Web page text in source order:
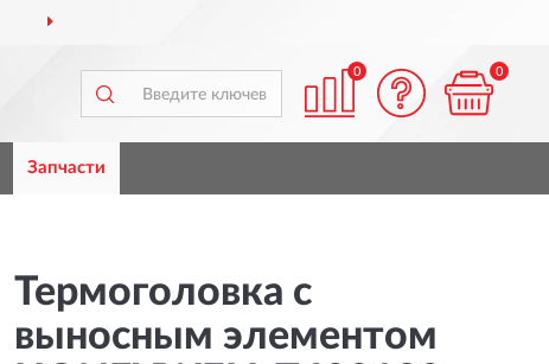
0 0
Запчасти
Термоголовка с
выносным элементом